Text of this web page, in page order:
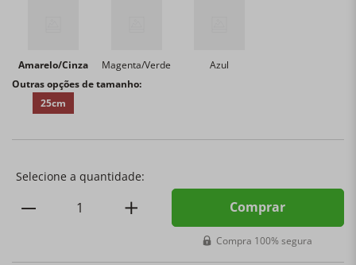
Amarelo/Cinza Magenta/Verde
Azul
Outras opções de tamanho:
25cm
Comprar
Compra 100% segura